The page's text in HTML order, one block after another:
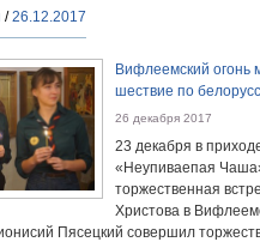
/26.12.2017
Вифлеемский огонь
шествие по
26 декабря 2017
23 декабря в
«Неупиваепая
торжественная
Христова в
Пясецкий совершил